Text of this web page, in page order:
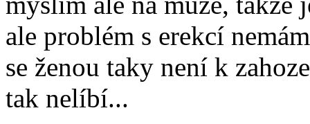
ale problém s erekcí
se ženou taky není k
tak nelíbí...